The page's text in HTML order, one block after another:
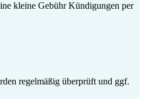
kleine Gebühr Kündigungen per
regelmäßig überprüft und ggf.